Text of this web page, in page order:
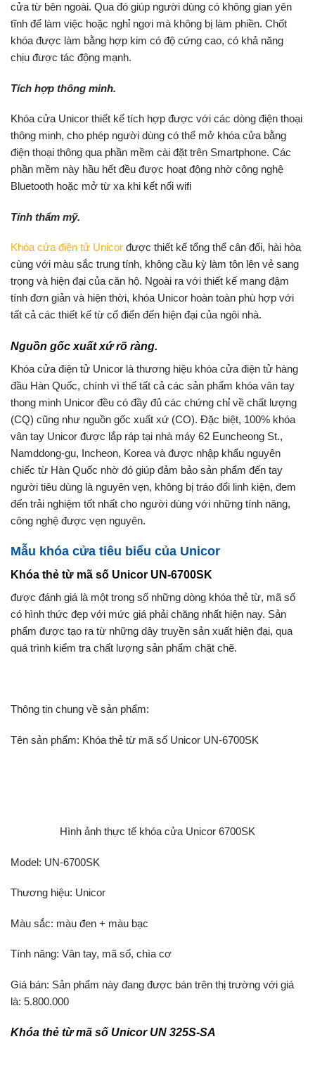
cửa từ bên ngoài. Qua đó giúp người dùng có không gian yên
tĩnh để làm việc hoặc nghỉ ngơi mà không bị làm phiền. Chốt
khóa được làm bằng hợp kim có độ cứng cao, có khả năng
chịu được tác động mạnh.
Tích hợp thông minh.
Khóa cửa Unicor thiết kế tích hợp được với các dòng điện thoại
thông minh, cho phép người dùng có thể mở khóa cửa bằng
điện thoại thông qua phần mềm cài đặt trên Smartphone. Các
phần mềm này hầu hết đều được hoạt động nhờ công nghệ
Bluetooth hoặc mở từ xa khi kết nối wifi
Tính thẩm mỹ.
Khóa cửa điện tử Unicor được thiết kế tổng thể cân đối, hài hòa
cùng với màu sắc trung tính, không cầu kỳ làm tôn lên vẻ sang
trọng và hiện đại của căn hộ. Ngoài ra với thiết kế mang đậm
tính đơn giản và hiện thời, khóa Unicor hoàn toàn phù hợp với
tất cả các thiết kế từ cổ điển đến hiện đại của ngôi nhà.
Nguồn gốc xuất xứ rõ ràng.
Khóa cửa điện tử Unicor là thương hiệu khóa cửa điện tử hàng
đầu Hàn Quốc, chính vì thế tất cả các sản phẩm khóa vân tay
thong minh Unicor đều có đầy đủ các chứng chỉ về chất lượng
(CQ) cũng như nguồn gốc xuất xứ (CO). Đặc biệt, 100% khóa
vân tay Unicor được lắp ráp tại nhà máy 62 Euncheong St.,
Namddong-gu, Incheon, Korea và được nhập khẩu nguyên
chiếc từ Hàn Quốc nhờ đó giúp đảm bảo sản phẩm đến tay
người tiêu dùng là nguyên vẹn, không bị tráo đổi linh kiện, đem
đến trải nghiệm tốt nhất cho người dùng với những tính năng,
công nghệ được vẹn nguyên.
Mẫu khóa cửa tiêu biểu của Unicor
Khóa thẻ từ mã số Unicor UN-6700SK
được đánh giá là một trong số những dòng khóa thẻ từ, mã số
có hình thức đẹp với mức giá phải chăng nhất hiện nay. Sản
phẩm được tạo ra từ những dây truyền sản xuất hiện đại, qua
quá trình kiểm tra chất lượng sản phẩm chặt chẽ.
Thông tin chung về sản phẩm:
Tên sản phẩm: Khóa thẻ từ mã số Unicor UN-6700SK
Hình ảnh thực tế khóa cửa Unicor 6700SK
Model: UN-6700SK
Thương hiệu: Unicor
Màu sắc: màu đen + màu bạc
Tính năng: Vân tay, mã số, chìa cơ
Giá bán: Sản phẩm này đang được bán trên thị trường với giá
là: 5.800.000
Khóa thẻ từ mã số Unicor UN 325S-SA